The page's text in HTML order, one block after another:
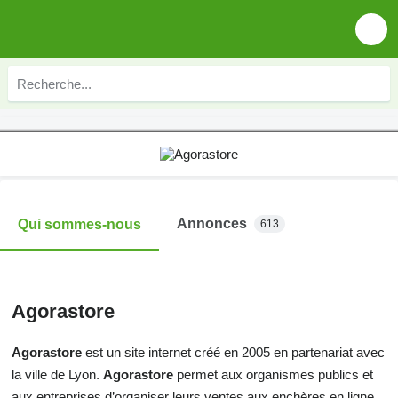
Qui sommes-nous Annonces 613
Agorastore
Agorastore est un site internet créé en 2005 en partenariat avec
la ville de Lyon. Agorastore permet aux organismes publics et